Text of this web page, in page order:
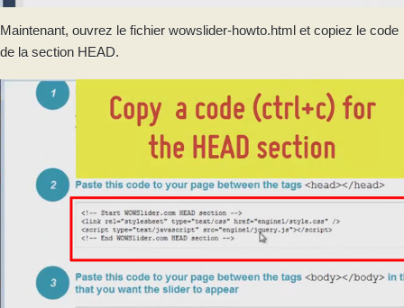
Maintenant, ouvrez le fichier wowslider-howto.html et copiez le code
de la section HEAD.